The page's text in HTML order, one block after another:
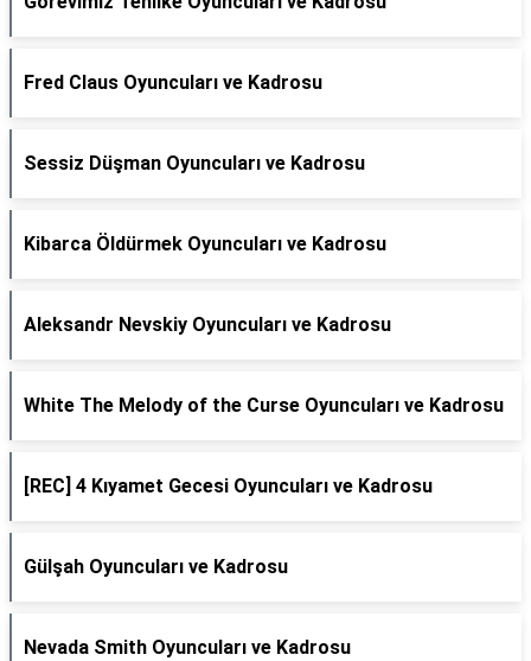
Fred Claus Oyuncuları ve Kadrosu
Sessiz Düşman Oyuncuları ve Kadrosu
Kibarca Öldürmek Oyuncuları ve Kadrosu
Aleksandr Nevskiy Oyuncuları ve Kadrosu
White The Melody of the Curse Oyuncuları ve Kadrosu
[REC] 4 Kıyamet Gecesi Oyuncuları ve Kadrosu
Gülşah Oyuncuları ve Kadrosu
Nevada Smith Oyuncuları ve Kadrosu